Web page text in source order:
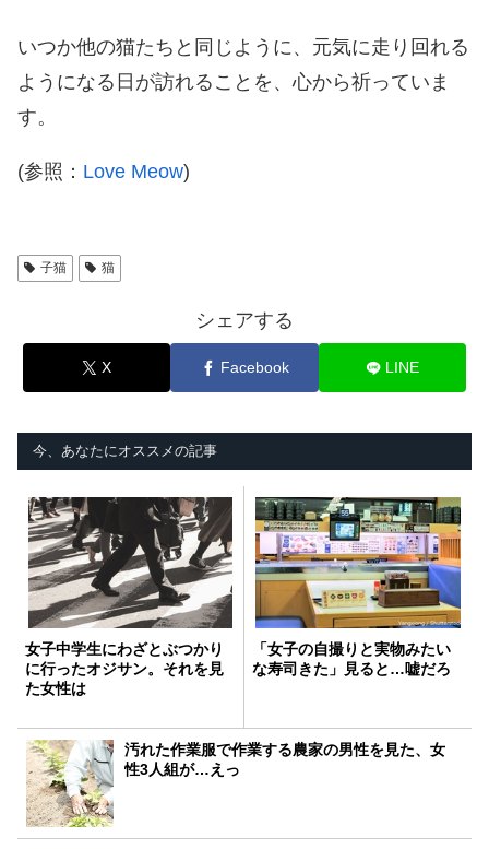
いつか他の猫たちと同じように、元気に走り回れる
ようになる日が訪れることを、心から祈っていま
す。
(参照： Love Meow)
子猫 猫
シェアする
X Facebook LINE
今、あなたにオススメの記事
女子中学生にわざとぶつかり
に行ったオジサン。それを見
た女性は
「女子の自撮りと実物みたい
な寿司きた」見ると…嘘だろ
汚れた作業服で作業する農家の男性を見た、女
性3人組が…えっ